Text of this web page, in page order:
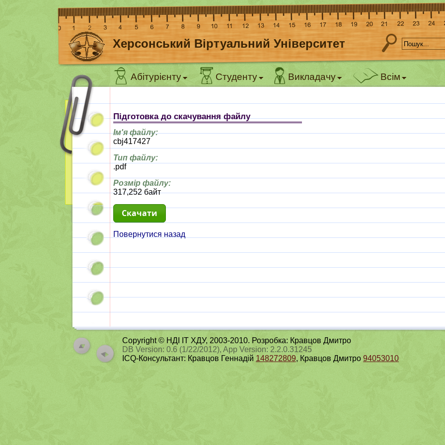
Херсонський Віртуальний Університет
Абітурієнту Студенту Викладачу Всім
Підготовка до скачування файлу
Ім'я файлу:
cbj417427
Тип файлу:
.pdf
Розмір файлу:
317,252 байт
Повернутися назад
Copyright © НДІ ІТ ХДУ, 2003-2010. Розробка: Кравцов Дмитро
DB Version: 0.6 (1/22/2012), App Version: 2.2.0.31245
ICQ-Консультант: Кравцов Геннадій 148272809, Кравцов Дмитро 94053010